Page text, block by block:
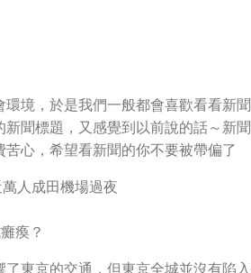
境，於是我們一般都會喜歡看看新聞
聞標題，又感覺到以前說的話～新
心，希望看新聞的你不要被帶偏了
人成田機場過夜
瘓？
東京的交通，但東京全城並沒有陷入